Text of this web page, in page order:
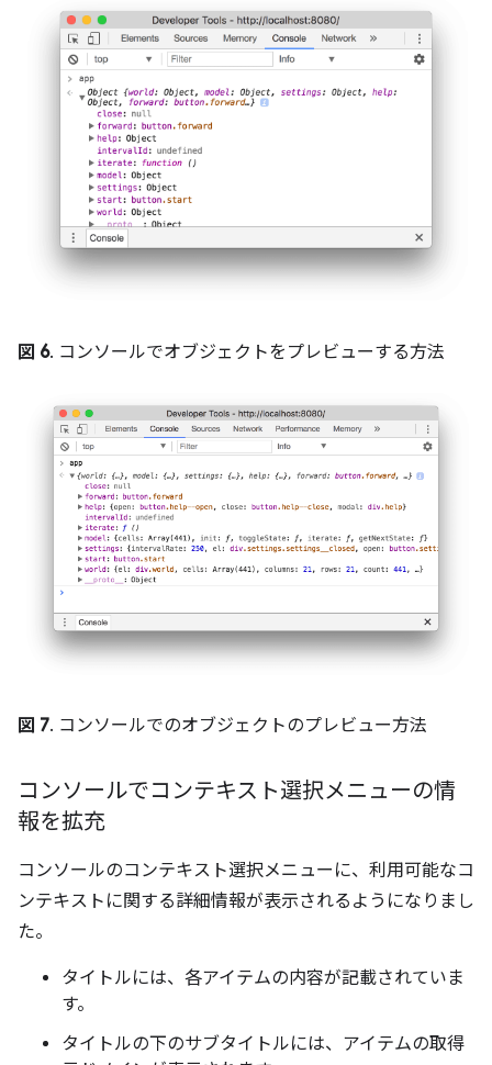
図 6. コンソールでオブジェクトをプレビューする方法
図 7. コンソールでのオブジェクトのプレビュー方法
コンソールでコンテキスト選択メニューの情
報を拡充
コンソールのコンテキスト選択メニューに、利用可能なコ
ンテキストに関する詳細情報が表示されるようになりまし
た。
タイトルには、各アイテムの内容が記載されていま
す。
タイトルの下のサブタイトルには、アイテムの取得